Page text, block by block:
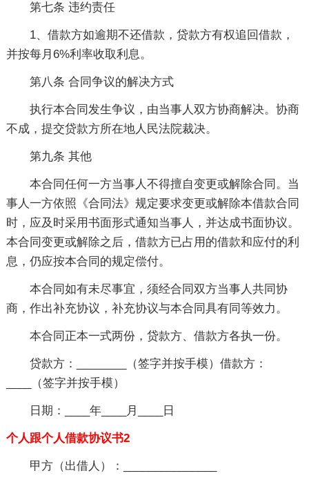
第七条 违约责任
1、借款方如逾期不还借款，贷款方有权追回借款，
并按每月6%利率收取利息。
第八条 合同争议的解决方式
执行本合同发生争议，由当事人双方协商解决。协商
不成，提交贷款方所在地人民法院裁决。
第九条 其他
本合同任何一方当事人不得擅自变更或解除合同。当
事人一方依照《合同法》规定要求变更或解除本借款合同
时，应及时采用书面形式通知当事人，并达成书面协议。
本合同变更或解除之后，借款方已占用的借款和应付的利
息，仍应按本合同的规定偿付。
本合同如有未尽事宜，须经合同双方当事人共同协
商，作出补充协议，补充协议与本合同具有同等效力。
本合同正本一式两份，贷款方、借款方各执一份。
贷款方：________（签字并按手模）借款方：
____（签字并按手模）
日期：____年____月____日
个人跟个人借款协议书2
甲方（出借人）：_______________